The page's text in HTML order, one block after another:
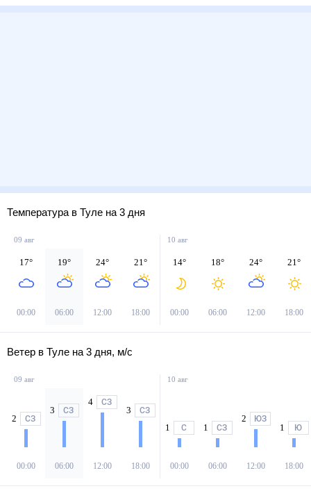
Температура в Туле на 3 дня
09 авг
17°
00:00
19°
06:00
24°
12:00
21°
18:00
10 авг
14°
00:00
18°
06:00
24°
12:00
21°
18:00
Ветер в Туле на 3 дня, м/с
09 авг
2 СЗ
00:00
3 СЗ
06:00
4 СЗ
12:00
3 СЗ
18:00
10 авг
1 С
00:00
1 СЗ
06:00
2 ЮЗ
12:00
1 Ю
18:00